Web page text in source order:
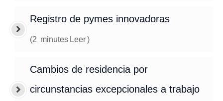
Registro de pymes innovadoras
(2 minutes Leer)
Cambios de residencia por
circunstancias excepcionales a trabajo